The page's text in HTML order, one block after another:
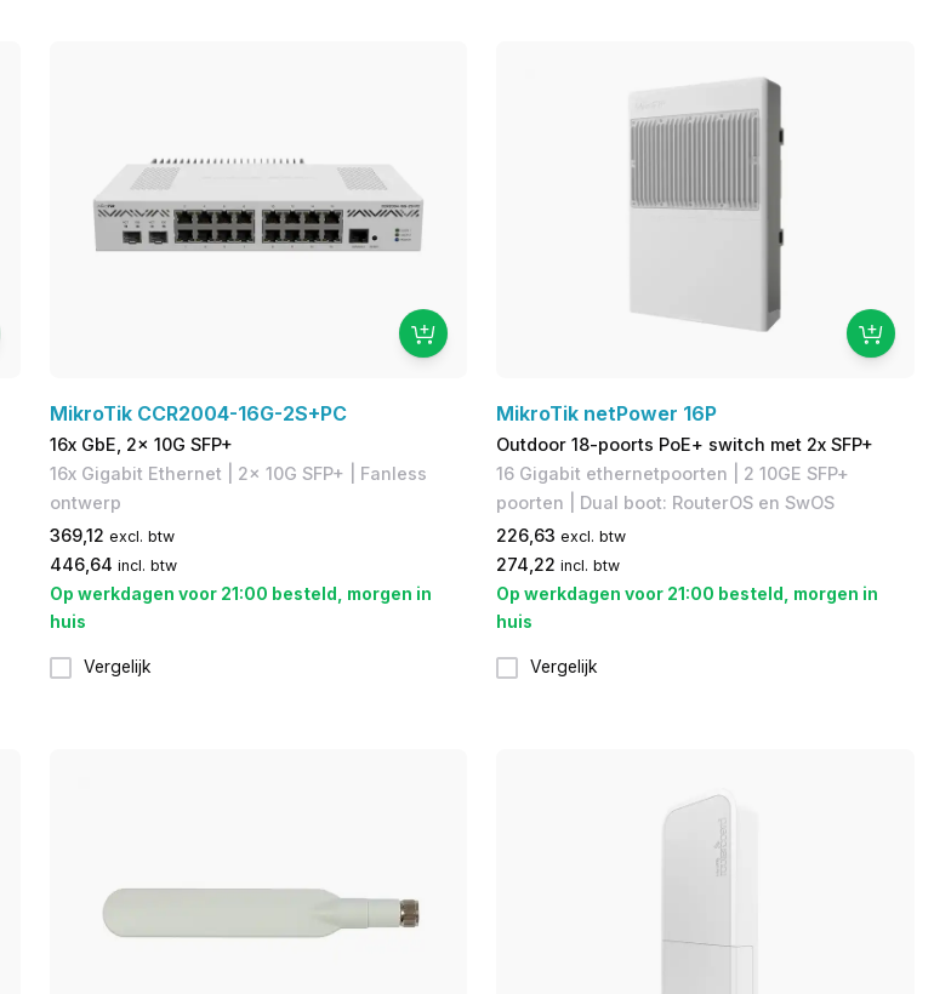
MikroTik CCR2004-16G-2S+PC
16x GbE, 2x 10G SFP+
16x Gigabit Ethernet | 2x 10G SFP+ | Fanless
ontwerp
369,12 excl. btw
446,64 incl. btw
Op werkdagen voor 21:00 besteld, morgen in
huis
Vergelijk
MikroTik netPower 16P
Outdoor 18-poorts PoE+ switch met 2x SFP+
16 Gigabit ethernetpoorten | 2 10GE SFP+
poorten | Dual boot: RouterOS en SwOS
226,63 excl. btw
274,22 incl. btw
Op werkdagen voor 21:00 besteld, morgen in
huis
Vergelijk